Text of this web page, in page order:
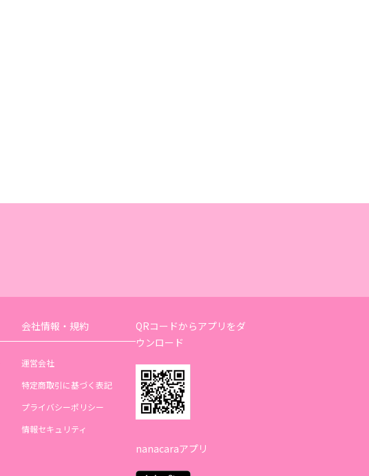
会社情報・規約
運営会社
特定商取引に基づく表記
プライバシーポリシー
情報セキュリティ
QRコードからアプリをダ
ウンロード
nanacaraアプリ